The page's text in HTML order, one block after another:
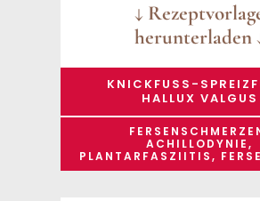
↓
herunterladen
KNICKFUSS-
LLUX VALGUS
ACHILLODYNIE,
PLANTARFASZIITIS,